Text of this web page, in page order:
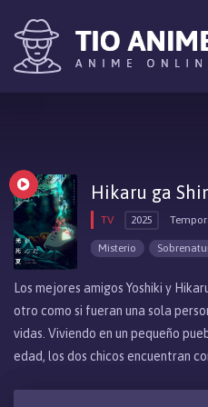
Hikaru ga
TV 2025
Misterio
Los mejores amigos Yoshiki y
otro como si fueran una sola
vidas. Viviendo en un pequeño
edad, los dos chicos encuentran
cambio en el comportamiento de